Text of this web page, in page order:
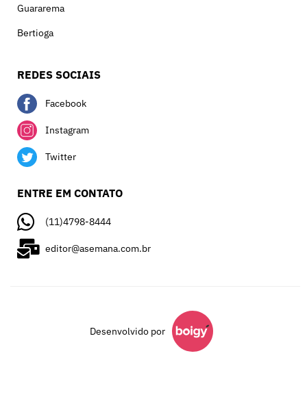
Guararema
Bertioga
REDES SOCIAIS
Facebook
Instagram
Twitter
ENTRE EM CONTATO
(11)4798-8444
editor@asemana.com.br
Desenvolvido por